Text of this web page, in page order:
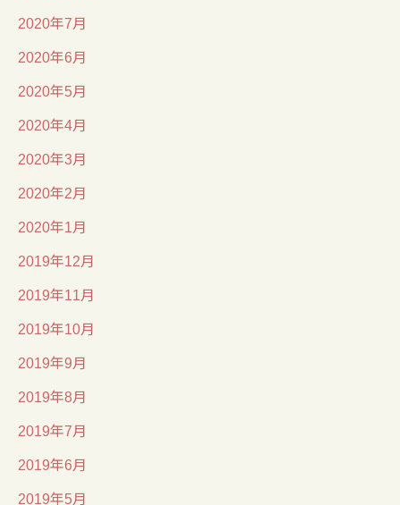
2020年7月
2020年6月
2020年5月
2020年4月
2020年3月
2020年2月
2020年1月
2019年12月
2019年11月
2019年10月
2019年9月
2019年8月
2019年7月
2019年6月
2019年5月